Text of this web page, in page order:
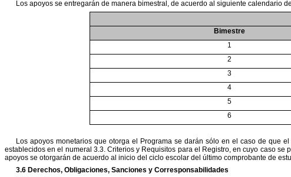
Los apoyos se entregarán de manera bimestral, de acuerdo al siguiente calendario
Bimestre
1
2
3
4
5
6
Los apoyos monetarios que otorga el Programa se darán sólo en el caso de que
establecidos en el numeral 3.3. Criterios y Requisitos para el Registro, en cuyo caso se
apoyos se otorgarán de acuerdo al inicio del ciclo escolar del último comprobante de
3.6 Derechos, Obligaciones, Sanciones y Corresponsabilidades